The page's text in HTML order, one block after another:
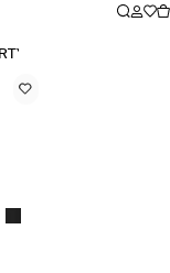
I KOSZULKI BEZ